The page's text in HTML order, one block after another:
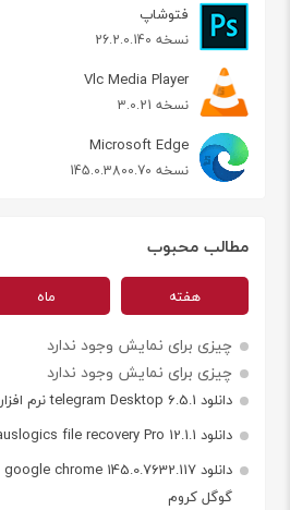
فتوشاپ
نسخه 26.2.0.140
Vlc Media Player
نسخه 3.0.21
Microsoft Edge
نسخه 145.0.3800.70
مطالب محبوب
هفته ماه
چیزی برای نمایش وجود ندارد
چیزی برای نمایش وجود ندارد
دانلود telegram Desktop 6.5.1 نرم افزار رایگان تلگرام دسکتاپ
دانلود auslogics file recovery Pro 12.1.1 نرم افزار بازیابی اطلاعات
گوگل کروم